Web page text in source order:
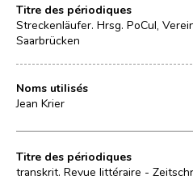
Titre des périodiques
Streckenläufer. Hrsg. PoCul,
Saarbrücken
Noms utilisés
Jean Krier
Titre des périodiques
transkrit. Revue littéraire -